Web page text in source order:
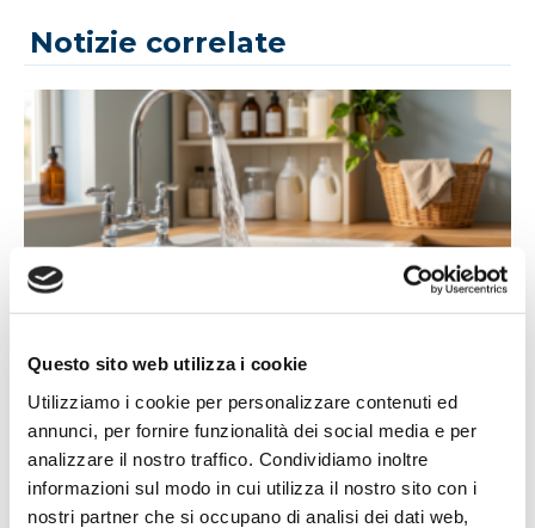
Questo sito web utilizza i cookie
Utilizziamo i cookie per personalizzare contenuti ed
annunci, per fornire funzionalità dei social media e per
analizzare il nostro traffico. Condividiamo inoltre
informazioni sul modo in cui utilizza il nostro sito con i
nostri partner che si occupano di analisi dei dati web,
Notizie correlate
14/07/2026
Acqua bene prezioso: un appello alla
L'estate porta con sé giornate più calde, campagne più
assetate...
Leggi tutto »